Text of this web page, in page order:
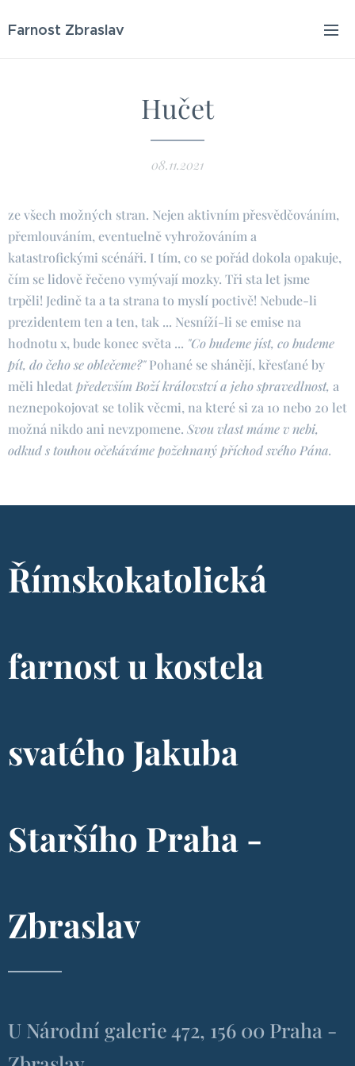
Farnost Zbraslav
Hučet
08.11.2021
ze všech možných stran. Nejen aktivním přesvědčováním,
přemlouváním, eventuelně vyhrožováním a
katastrofickými scénáři. I tím, co se pořád dokola opakuje,
čím se lidově řečeno vymývají mozky. Tři sta let jsme
trpěli! Jedině ta a ta strana to myslí poctivě! Nebude-li
prezidentem ten a ten, tak ... Nesníží-li se emise na
hodnotu x, bude konec světa ... "Co budeme jíst, co budeme
pít, do čeho se oblečeme?"Pohané se shánějí, křesťané by
měli hledat především Boží království a jeho spravedlnost, a
neznepokojovat se tolik věcmi, na které si za 10 nebo 20 let
možná nikdo ani nevzpomene. Svou vlast máme v nebi,
odkud s touhou očekáváme požehnaný příchod svého Pána.
Římskokatolická
farnost u kostela
svatého Jakuba
Staršího Praha -
Zbraslav
U Národní galerie 472, 156 00 Praha -